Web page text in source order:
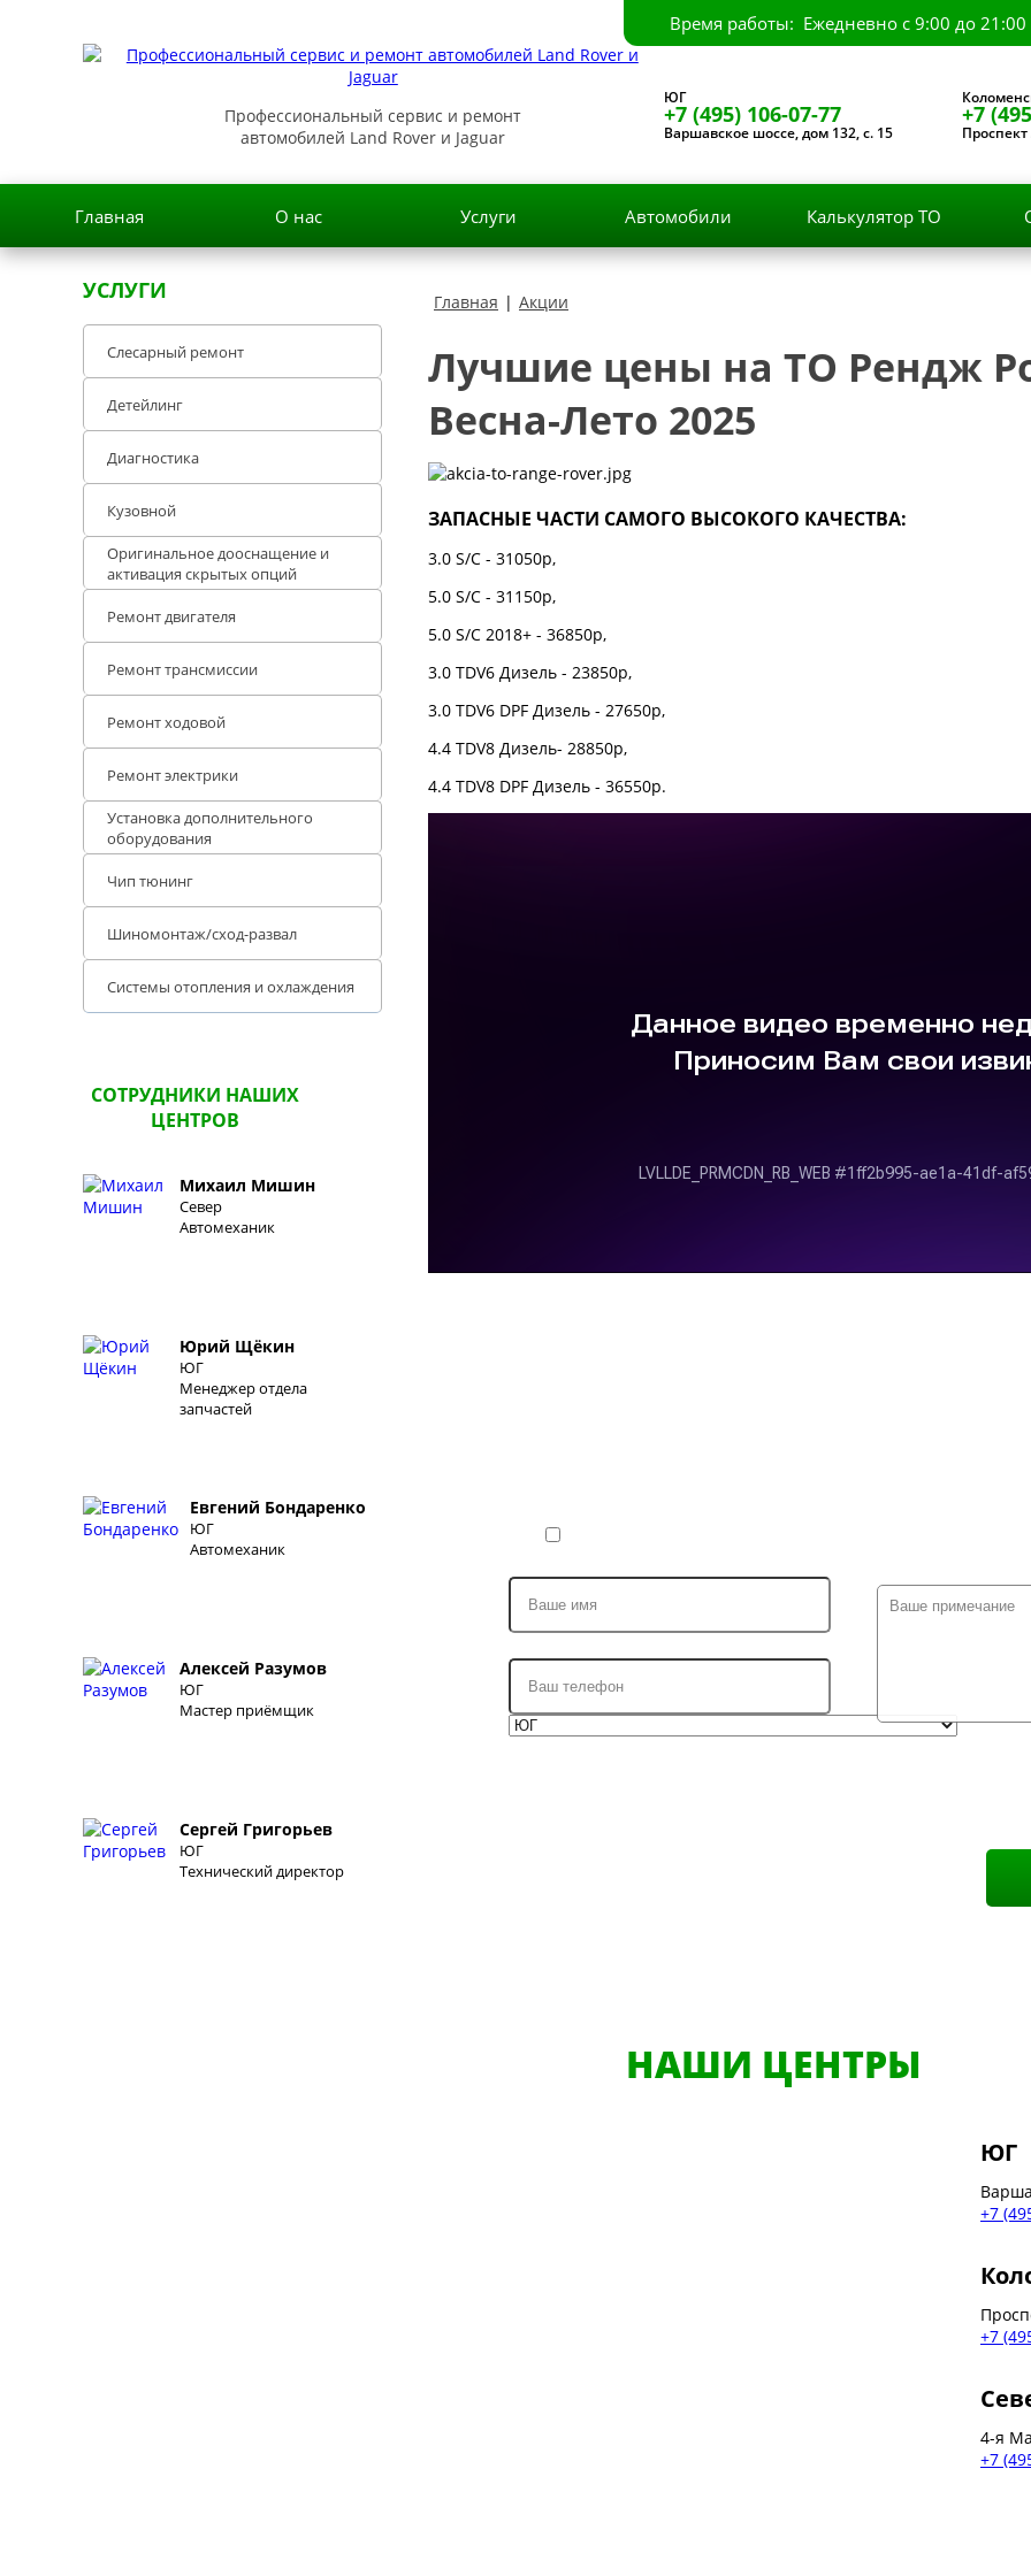
Время работы: Ежедневно с 9:00 до 21:00
Профессиональный сервис и ремонт
автомобилей Land Rover и Jaguar
ЮГ
+7 (495) 106-07-77
Варшавское шоссе, дом 132, с. 15
+7
Главная О нас Услуги Автомобили Калькулятор ТО
УСЛУГИ
Слесарный ремонт
Детейлинг
Диагностика
Кузовной
Оригинальное дооснащение и
активация скрытых опций
Ремонт двигателя
Ремонт трансмиссии
Ремонт ходовой
Ремонт электрики
Установка дополнительного
оборудования
Чип тюнинг
Шиномонтаж/сход-развал
Системы отопления и охлаждения
СОТРУДНИКИ НАШИХ
ЦЕНТРОВ
Михаил Мишин
Север
Автомеханик
Юрий Щёкин
ЮГ
Менеджер отдела
запчастей
Евгений Бондаренко
ЮГ
Автомеханик
Алексей Разумов
ЮГ
Мастер приёмщик
Сергей Григорьев
ЮГ
Технический директор
Главная | Акции
Лучшие цены на ТО Рендж
Весна-Лето 2025
ЗАПАСНЫЕ ЧАСТИ САМОГО ВЫСОКОГО КАЧЕСТВА:
3.0 S/C - 31050р,
5.0 S/C - 31150р,
5.0 S/C 2018+ - 36850р,
3.0 TDV6 Дизель - 23850р,
3.0 TDV6 DPF Дизель - 27650р,
4.4 TDV8 Дизель- 28850р,
4.4 TDV8 DPF Дизель - 36550р.
НАШИ ЦЕНТРЫ
ЮГ
+7
+7
4-я
+7